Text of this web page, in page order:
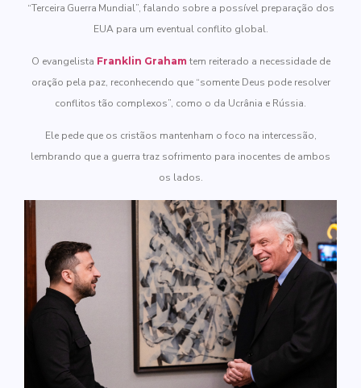
“Terceira Guerra Mundial”, falando sobre a possível preparação dos
EUA para um eventual conflito global.
O evangelista Franklin Graham tem reiterado a necessidade de
oração pela paz, reconhecendo que “somente Deus pode resolver
conflitos tão complexos”, como o da Ucrânia e Rússia.
Ele pede que os cristãos mantenham o foco na intercessão,
lembrando que a guerra traz sofrimento para inocentes de ambos
os lados.